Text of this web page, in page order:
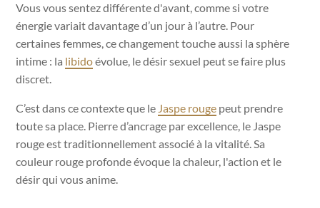
Vous vous sentez différente d'avant, comme si votre
énergie variait davantage d’un jour à l’autre. Pour
certaines femmes, ce changement touche aussi la sphère
intime : la libidoévolue, le désir sexuel peut se faire plus
discret.
C’est dans ce contexte que le Jaspe rouge peut prendre
toute sa place. Pierre d’ancrage par excellence, le Jaspe
rouge est traditionnellement associé à la vitalité. Sa
couleur rouge profonde évoque la chaleur, l'action et le
désir qui vous anime.